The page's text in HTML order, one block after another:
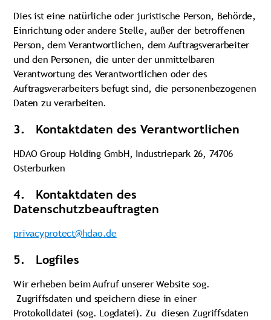
Dies ist eine natürliche oder juristische Person, Behörde,
Einrichtung oder andere Stelle, außer der betroffenen
Person, dem Verantwortlichen, dem Auftragsverarbeiter
und den Personen, die unter der unmittelbaren
Verantwortung des Verantwortlichen oder des
Auftragsverarbeiters befugt sind, die personenbezogenen
Daten zu verarbeiten.
3. Kontaktdaten des Verantwortlichen
HDAO Group Holding GmbH, Industriepark 26, 74706
Osterburken
4. Kontaktdaten des
Datenschutzbeauftragten
privacyprotect@hdao.de
5. Logfiles
Wir erheben beim Aufruf unserer Website sog.
Zugriffsdaten und speichern diese in einer
Protokolldatei (sog. Logdatei). Zu diesen Zugriffsdaten